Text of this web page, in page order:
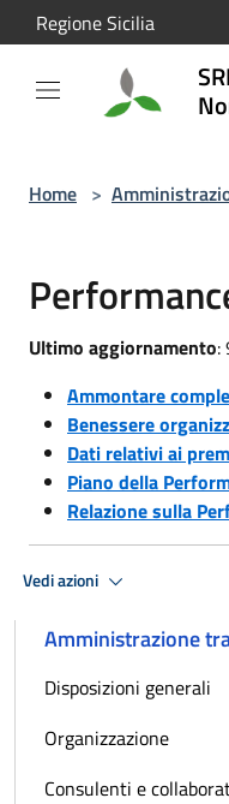
Salta al contenuto principale
Regione Sicilia
Home >
Ultimo aggiornamento:
Ammontare
Benessere
Dati relativi ai
Piano della
Relazione sulla
Vedi azioni
Amministrazione
Disposizioni generali
Organizzazione
Consulenti e